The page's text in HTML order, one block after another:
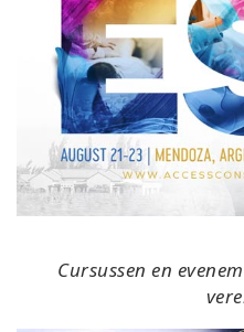
Cursussen en